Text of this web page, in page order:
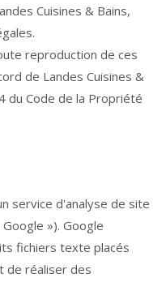
Cuisines & Bains,
reproduction de ces
de Landes Cuisines &
du Code de la Propriété
service d'analyse de site
»). Google
fichiers texte placés
de réaliser des